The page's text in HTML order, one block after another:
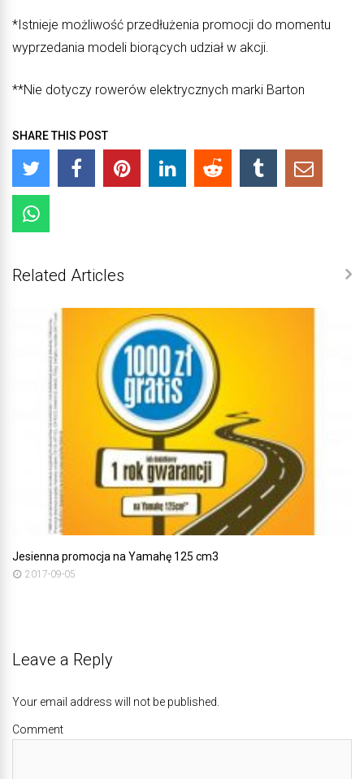
*Istnieje możliwość przedłużenia promocji do momentu
wyprzedania modeli biorących udział w akcji.
**Nie dotyczy rowerów elektrycznych marki Barton
SHARE THIS POST
Related Articles
Jesienna promocja na Yamahę 125 cm3
2017-09-05
Leave a Reply
Your email address will not be published.
Comment